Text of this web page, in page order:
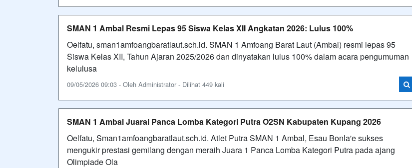
SMAN 1 Ambal Resmi Lepas 95 Siswa Kelas XII Angkatan 2026: Lulus 100%
Oelfatu, sman1amfoangbaratlaut.sch.id. SMAN 1 Amfoang Barat Laut (Ambal) resmi lepas 95
Siswa Kelas XII, Tahun Ajaran 2025/2026 dan dinyatakan lulus 100% dalam acara pengumuman
kelulusa
09/05/2026 09:03 - Oleh Administrator - Dilihat 449 kali
SMAN 1 Ambal Juarai Panca Lomba Kategori Putra O2SN Kabupaten Kupang 2026
Oelfatu, Sman1amfoangbaratlaut.sch.id. Atlet Putra SMAN 1 Ambal, Esau Bonla'e sukses
mengukir prestasi gemilang dengan meraih Juara 1 Panca Lomba Kategori Putra pada ajang
Olimpiade Ola